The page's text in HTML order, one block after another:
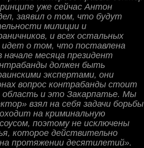
уже сейчас Антон
заявил о том, что будут
милиции и
и всех остальных
идет о том, что поставлена
начале месяца президент
должен быть
экспертами, они
вопрос контрабанды стоит
и это Закарпатье. Мы
взял на себя задачи борьбы
на криминальную
поэтому не исключены
которое действительно
протяжении десятилетий».